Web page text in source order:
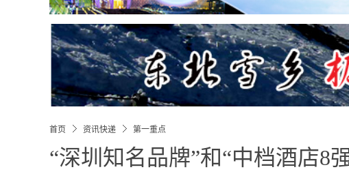
首页 资讯快递 第一重点
“深圳知名品牌”和“中档酒店8